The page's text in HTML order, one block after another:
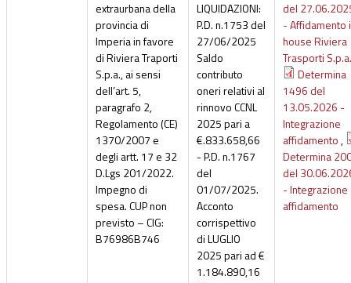
extraurbana della
provincia di
Imperia in favore
di Riviera Traporti
S.p.a., ai sensi
dell’art. 5,
paragrafo 2,
Regolamento (CE)
1370/2007 e
degli artt. 17 e 32
D.Lgs 201/2022.
Impegno di
spesa. CUP non
previsto – CIG:
B76986B746
LIQUIDAZIONI:
P.D. n.1753 del
27/06/2025
Saldo
contributo
oneri relativi al
rinnovo CCNL
2025 pari a
€.833.658,66
- P.D. n.1767
del
01/07/2025.
Acconto
corrispettivo
di LUGLIO
2025 pari ad €
1.184.890,16
del
- Affidamento
house Riviera
Trasporti S.p.a.
Determina
1496 del
13.05.2026 -
Integrazione
affidamento,
Determina
del
- Integrazione
affidamento